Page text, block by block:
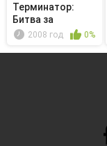
Терминатор:
Битва за
будущее - Песни
2008 год 0%